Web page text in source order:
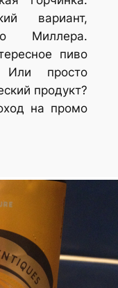
вариант,
Миллера.
пиво
Или просто
продукт?
на промо